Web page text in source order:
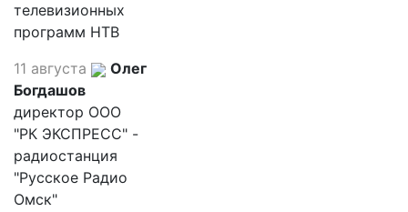
телевизионных
программ НТВ
11 августа
Олег
Богдашов
директор ООО
"РК ЭКСПРЕСС" -
радиостанция
"Русское Радио
Омск"